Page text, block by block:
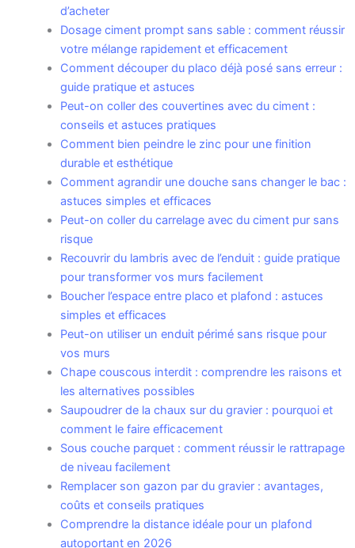
d’acheter
Dosage ciment prompt sans sable : comment réussir
votre mélange rapidement et efficacement
Comment découper du placo déjà posé sans erreur :
guide pratique et astuces
Peut-on coller des couvertines avec du ciment :
conseils et astuces pratiques
Comment bien peindre le zinc pour une finition
durable et esthétique
Comment agrandir une douche sans changer le bac :
astuces simples et efficaces
Peut-on coller du carrelage avec du ciment pur sans
risque
Recouvrir du lambris avec de l’enduit : guide pratique
pour transformer vos murs facilement
Boucher l’espace entre placo et plafond : astuces
simples et efficaces
Peut-on utiliser un enduit périmé sans risque pour
vos murs
Chape couscous interdit : comprendre les raisons et
les alternatives possibles
Saupoudrer de la chaux sur du gravier : pourquoi et
comment le faire efficacement
Sous couche parquet : comment réussir le rattrapage
de niveau facilement
Remplacer son gazon par du gravier : avantages,
coûts et conseils pratiques
Comprendre la distance idéale pour un plafond
autoportant en 2026